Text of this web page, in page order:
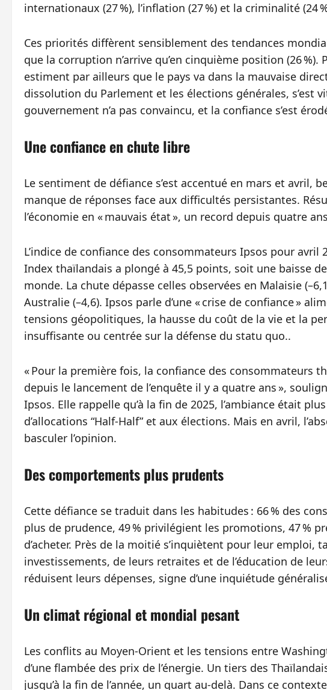
internationaux (27 %), l’inflation (27 %) et la criminalité (24
Ces priorités diffèrent sensiblement des tendances
que la corruption n’arrive qu’en cinquième position (26 %).
estiment par ailleurs que le pays va dans la mauvaise
dissolution du Parlement et les élections générales, s’est
gouvernement n’a pas convaincu, et la confiance s’est
Une confiance en chute libre
Le sentiment de défiance s’est accentué en mars et avril,
manque de réponses face aux difficultés persistantes.
l’économie en « mauvais état », un record depuis quatre
L’indice de confiance des consommateurs Ipsos pour
Index thaïlandais a plongé à 45,5 points, soit une baisse
monde. La chute dépasse celles observées en Malaisie
Australie (–4,6). Ipsos parle d’une « crise de confiance »
tensions géopolitiques, la hausse du coût de la vie et la
insuffisante ou centrée sur la défense du statu quo..
« Pour la première fois, la confiance des consommateurs
depuis le lancement de l’enquête il y a quatre ans »,
Ipsos. Elle rappelle qu’à la fin de 2025, l’ambiance était
d’allocations “Half-Half” et aux élections. Mais en avril,
basculer l’opinion.
Des comportements plus prudents
Cette défiance se traduit dans les habitudes : 66 % des
plus de prudence, 49 % privilégient les promotions, 47 %
d’acheter. Près de la moitié s’inquiètent pour leur emploi,
investissements, de leurs retraites et de l’éducation de
réduisent leurs dépenses, signe d’une inquiétude
Un climat régional et mondial pesant
Les conflits au Moyen-Orient et les tensions entre
d’une flambée des prix de l’énergie. Un tiers des
jusqu’à la fin de l’année, un quart au-delà. Dans ce